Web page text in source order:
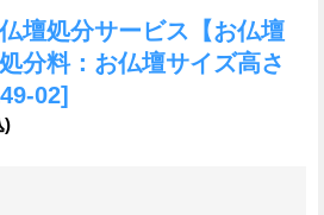
壇処分サービス【お仏壇
分料：お仏壇サイズ高さ
02]
)